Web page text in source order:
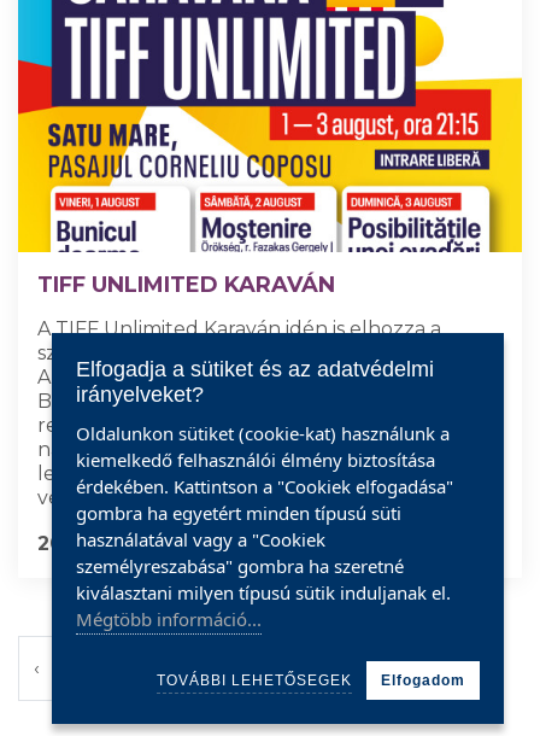
TIFF UNLIMITED KARAVÁN
A TIFF Unlimited Karaván idén is elhozza a
szabadtéri mozizás élményét Szatmárnémetibe.
Augusztus 1. és 3. között esténként 21.15-től a
Batthyány (Corneliu Coposu) sétányon lévő
rendezvénytéren három rövidfilmet és három
nagyjátékfilmet vetítenek, Románia
legnagyobb filmfesztiváljának válogatásából. A
vetítésekre a belépés díjtalan!
2025.07.26
‹ 9 ›
Elfogadja a sütiket és az adatvédelmi
irányelveket?
Oldalunkon sütiket (cookie-kat) használunk a
kiemelkedő felhasználói élmény biztosítása
érdekében. Kattintson a "Cookiek elfogadása"
gombra ha egyetért minden típusú süti
használatával vagy a "Cookiek
személyreszabása" gombra ha szeretné
kiválasztani milyen típusú sütik induljanak el.
Mégtöbb információ...
TOVÁBBI LEHETŐSEGEK Elfogadom